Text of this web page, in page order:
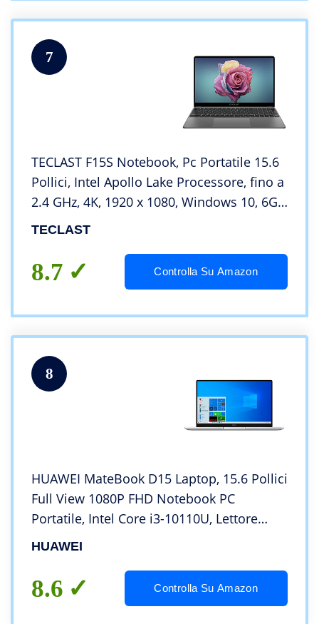
7
TECLAST F15S Notebook, Pc Portatile 15.6
Pollici, Intel Apollo Lake Processore, fino a
2.4 GHz, 4K, 1920 x 1080, Windows 10, 6GB
+128GB, USB 3.0, Mini HDMI, Bluetooth 4.2
TECLAST
8.7 Controlla Su Amazon
8
HUAWEI MateBook D15 Laptop, 15.6 Pollici
Full View 1080P FHD Notebook PC
Portatile, Intel Core i3-10110U, Lettore
d’Impronta Digitale, 8 GB di RAM, SSD da
Silver
HUAWEI
8.6 Controlla Su Amazon